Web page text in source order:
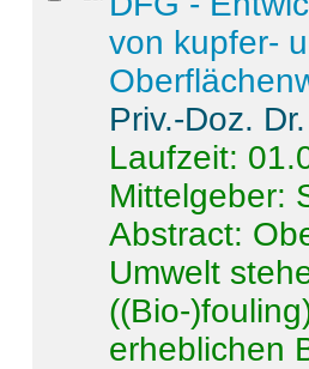
von kupfer-
Priv.-Doz.
Laufzeit:
Mittelgeber:
Abstract:
Umwelt
((Bio-
erheblichen